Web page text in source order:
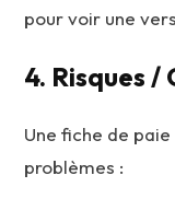
pour voir une
4. Risques /
Une fiche de
problèmes :